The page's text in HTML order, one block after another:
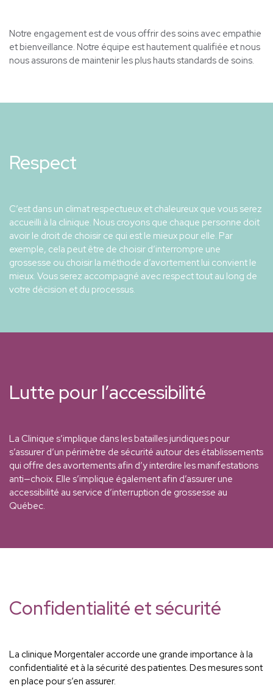
Notre engagement est de vous offrir des soins avec empathie
et bienveillance. Notre équipe est hautement qualifiée et nous
nous assurons de maintenir les plus hauts standards de soins.
Respect
C’est dans un climat respectueux et chaleureux que vous serez
accueilli à la clinique. Nous croyons que chaque personne doit
avoir le droit de choisir ce qui est le mieux pour elle. Par
exemple, cela peut être de choisir d’interrompre une
grossesse ou choisir la méthode d’avortement lui convient le
mieux. Vous serez accompagné avec respect tout au long de
votre décision et du processus.
Lutte pour l’accessibilité
La Clinique s’implique dans les batailles juridiques pour
s’assurer d’un périmètre de sécurité autour des établissements
qui offre des avortements afin d’y interdire les manifestations
anti—choix. Elle s’implique également afin d’assurer une
accessibilité au service d’interruption de grossesse au
Québec.
Confidentialité et sécurité
La clinique Morgentaler accorde une grande importance à la
confidentialité et à la sécurité des patientes. Des mesures sont
en place pour s’en assurer.